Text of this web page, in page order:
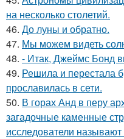
на несколько столетий.
46. До луны и обратно.
47. Мы можем видеть
48. - Итак, Джеймс Бонд
49. Решила и перестала
прославилась в сети.
50. В горах Анд в перу
загадочные каменные
исследователи